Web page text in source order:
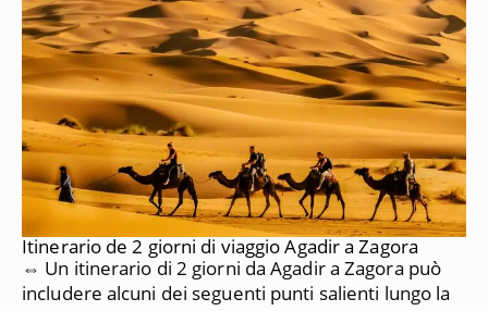
Itinerario de 2 giorni di viaggio Agadir a Zagora
⇔ Un itinerario di 2 giorni da Agadir a Zagora può
includere alcuni dei seguenti punti salienti lungo la